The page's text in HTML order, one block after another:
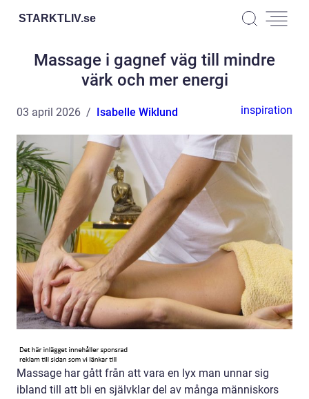
STARKTLIV.se
Massage i gagnef väg till mindre
värk och mer energi
03 april 2026 Isabelle Wiklund inspiration
Massage har gått från att vara en lyx man unnar sig
ibland till att bli en självklar del av många människors